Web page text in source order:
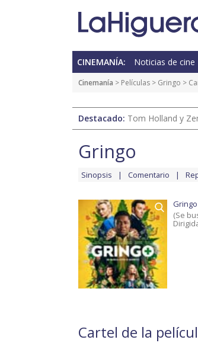
CINEMANÍA: Noticias de cine
Cinemanía > Películas > Gringo >
Destacado: Tom Holland y
Gringo
Sinopsis Comentario
Gringo
(Se
Cartel de la